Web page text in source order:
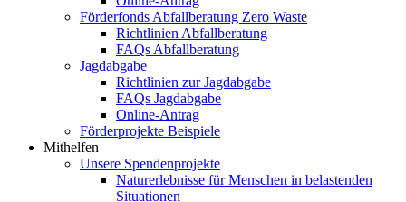
Förderfonds Abfallberatung Zero Waste
Richtlinien Abfallberatung
FAQs Abfallberatung
Jagdabgabe
Richtlinien zur Jagdabgabe
FAQs Jagdabgabe
Online-Antrag
Förderprojekte Beispiele
Mithelfen
Unsere Spendenprojekte
Naturerlebnisse für Menschen in belastenden
Situationen